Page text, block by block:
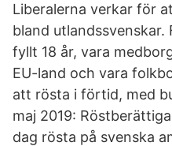
Liberalerna verkar för
bland
fyllt 18 år, vara
EU-land och vara
att rösta i förtid, med
maj 2019:
dag rösta på svenska